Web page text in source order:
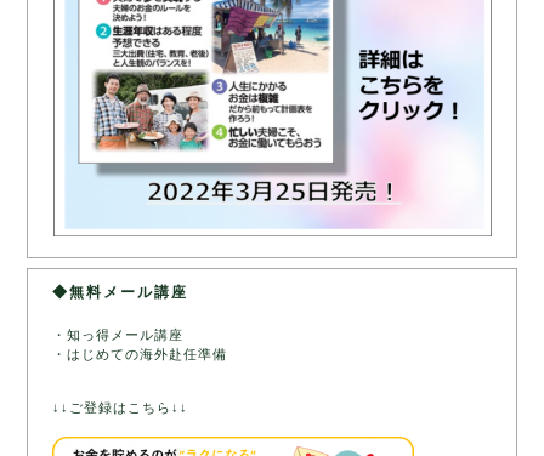
◆無料メール講座
・知っ得メール講座
・はじめての海外赴任準備
↓↓ご登録はこちら↓↓